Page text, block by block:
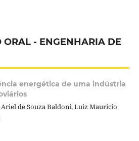
ORAL - ENGENHARIA DE
energética de uma indústria
Ariel de Souza Baldoni, Luiz Mauricio